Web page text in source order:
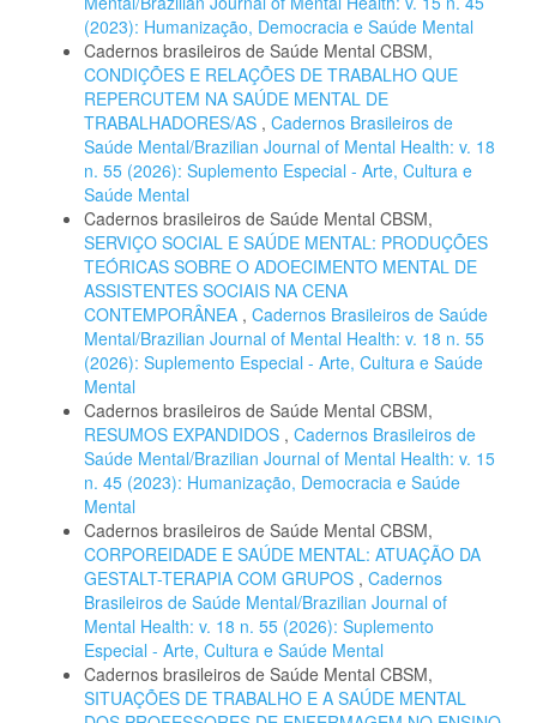
(2023): Humanização, Democracia e Saúde Mental
Cadernos brasileiros de Saúde Mental CBSM,
CONDIÇÕES E RELAÇÕES DE TRABALHO QUE
REPERCUTEM NA SAÚDE MENTAL DE
TRABALHADORES/AS , Cadernos Brasileiros de
Saúde Mental/Brazilian Journal of Mental Health: v. 18
n. 55 (2026): Suplemento Especial - Arte, Cultura e
Saúde Mental
Cadernos brasileiros de Saúde Mental CBSM,
SERVIÇO SOCIAL E SAÚDE MENTAL: PRODUÇÕES
TEÓRICAS SOBRE O ADOECIMENTO MENTAL DE
ASSISTENTES SOCIAIS NA CENA
CONTEMPORÂNEA , Cadernos Brasileiros de Saúde
Mental/Brazilian Journal of Mental Health: v. 18 n. 55
(2026): Suplemento Especial - Arte, Cultura e Saúde
Mental
Cadernos brasileiros de Saúde Mental CBSM,
RESUMOS EXPANDIDOS , Cadernos Brasileiros de
Saúde Mental/Brazilian Journal of Mental Health: v. 15
n. 45 (2023): Humanização, Democracia e Saúde
Mental
Cadernos brasileiros de Saúde Mental CBSM,
CORPOREIDADE E SAÚDE MENTAL: ATUAÇÃO DA
GESTALT-TERAPIA COM GRUPOS , Cadernos
Brasileiros de Saúde Mental/Brazilian Journal of
Mental Health: v. 18 n. 55 (2026): Suplemento
Especial - Arte, Cultura e Saúde Mental
Cadernos brasileiros de Saúde Mental CBSM,
SITUAÇÕES DE TRABALHO E A SAÚDE MENTAL